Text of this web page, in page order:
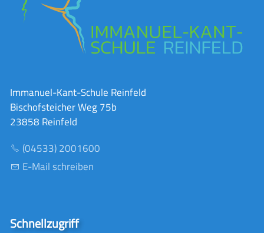
Immanuel-Kant-Schule Reinfeld
Bischofsteicher Weg 75b
23858 Reinfeld
(04533) 2001600
E-Mail schreiben
Schnellzugriff